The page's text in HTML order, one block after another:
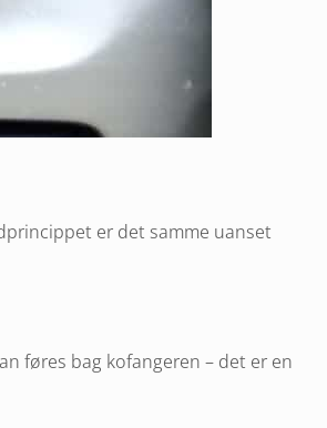
er det samme uanset
føres bag kofangeren – det er en